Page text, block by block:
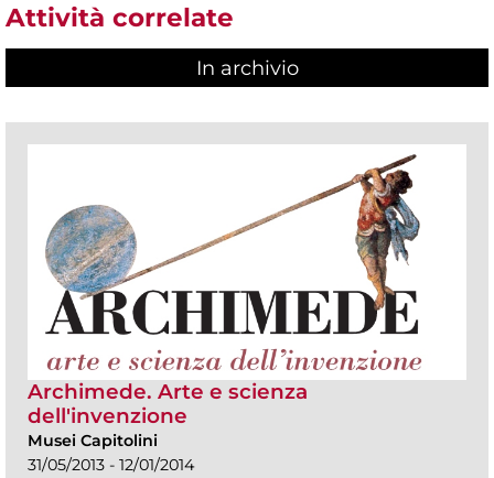
Attività correlate
In archivio
Archimede. Arte e scienza
dell'invenzione
Musei Capitolini
31/05/2013 - 12/01/2014